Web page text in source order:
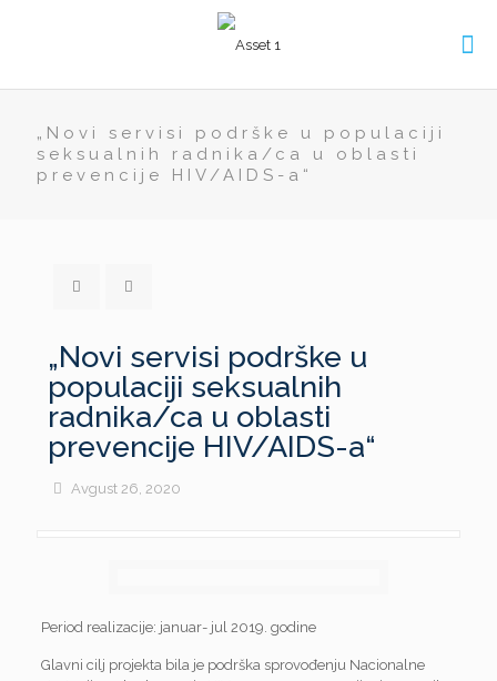
„Novi servisi podrške u populaciji
seksualnih radnika/ca u oblasti
prevencije HIV/AIDS-a“
„Novi servisi podrške u
populaciji seksualnih
radnika/ca u oblasti
prevencije HIV/AIDS-a“
Avgust 26, 2020
Period realizacije: januar- jul 2019. godine
Glavni cilj projekta bila je podrška sprovođenju Nacionalne